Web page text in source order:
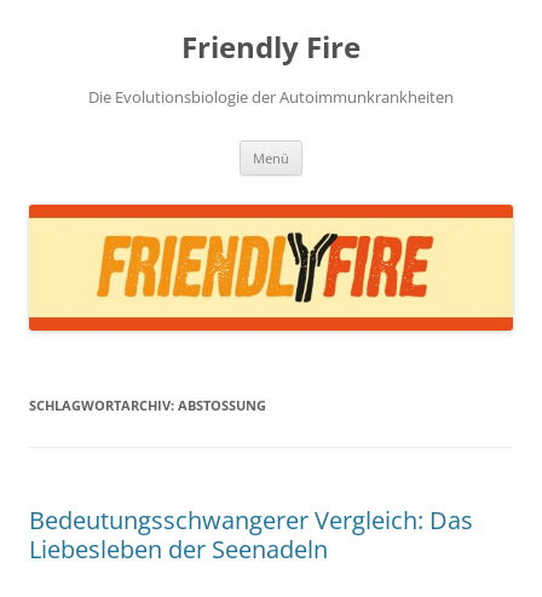
Friendly Fire
Die Evolutionsbiologie der Autoimmunkrankheiten
Menü
SCHLAGWORTARCHIV: ABSTOSSUNG
Bedeutungsschwangerer Vergleich: Das
Liebesleben der Seenadeln